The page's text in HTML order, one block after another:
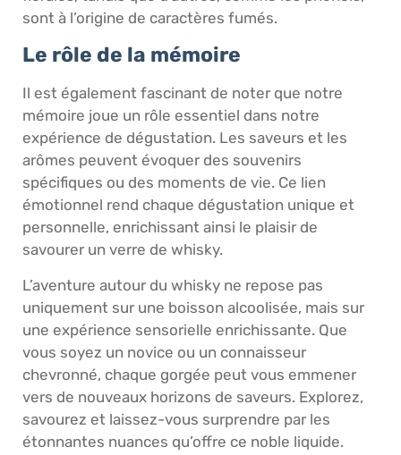
sont à l’origine de caractères fumés.
Le rôle de la mémoire
Il est également fascinant de noter que notre
mémoire joue un rôle essentiel dans notre
expérience de dégustation. Les saveurs et les
arômes peuvent évoquer des souvenirs
spécifiques ou des moments de vie. Ce lien
émotionnel rend chaque dégustation unique et
personnelle, enrichissant ainsi le plaisir de
savourer un verre de whisky.
L’aventure autour du whisky ne repose pas
uniquement sur une boisson alcoolisée, mais sur
une expérience sensorielle enrichissante. Que
vous soyez un novice ou un connaisseur
chevronné, chaque gorgée peut vous emmener
vers de nouveaux horizons de saveurs. Explorez,
savourez et laissez-vous surprendre par les
étonnantes nuances qu’offre ce noble liquide.